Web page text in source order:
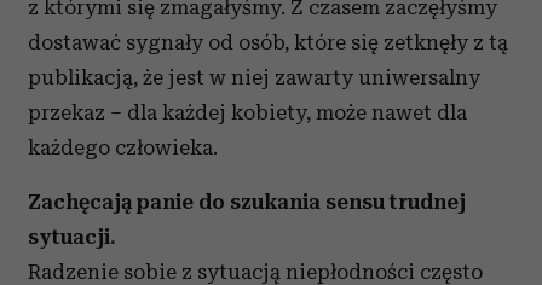
i reklam, aby oferować funkcje społecznościowe i
analizować ruch w naszej witrynie. Informacje o tym, jak
korzystasz z naszej witryny, udostępniamy partnerom
społecznościowym, reklamowym i analitycznym.
Partnerzy mogą połączyć te informacje z innymi danymi
korzystania z ich usług.
z którymi się zmagałyśmy. Z czasem zaczęłyśmy
dostawać sygnały od osób, które się zetknęły z tą
publikacją, że jest w niej zawarty uniwersalny
przekaz – dla każdej kobiety, może nawet dla
każdego człowieka.
Zachęcają panie do szukania sensu trudnej
sytuacji.
Radzenie sobie z sytuacją niepłodności często